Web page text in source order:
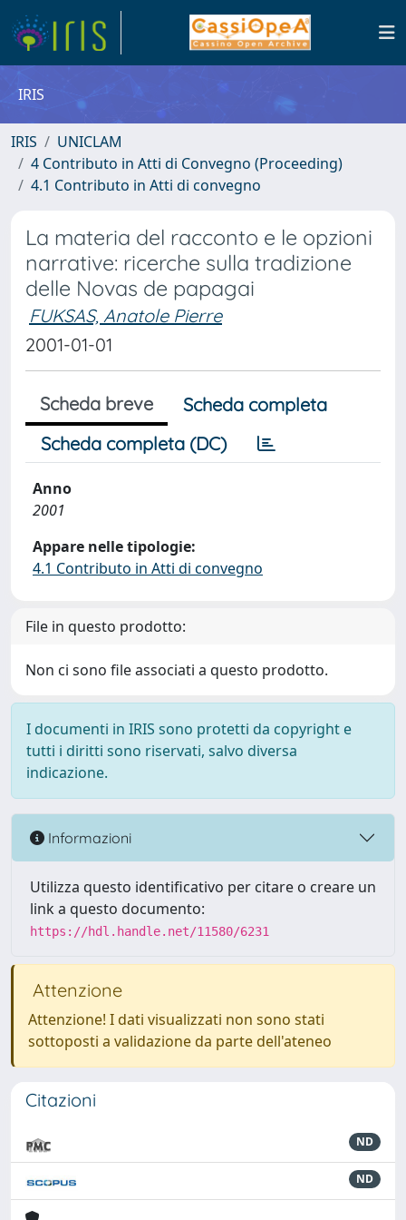
IRIS
IRIS
UNICLAM
4 Contributo in Atti di Convegno (Proceeding)
4.1 Contributo in Atti di convegno
La materia del racconto e le opzioni
narrative: ricerche sulla tradizione
delle Novas de papagai
FUKSAS, Anatole Pierre
2001-01-01
Scheda breve
Scheda completa
Scheda completa (DC)
Anno
2001
Appare nelle tipologie:
4.1 Contributo in Atti di convegno
File in questo prodotto:
Non ci sono file associati a questo prodotto.
I documenti in IRIS sono protetti da copyright e
tutti i diritti sono riservati, salvo diversa
indicazione.
Informazioni
Utilizza questo identificativo per citare o creare un
link a questo documento:
https://hdl.handle.net/11580/6231
Attenzione
Attenzione! I dati visualizzati non sono stati
sottoposti a validazione da parte dell'ateneo
Citazioni
ND
ND